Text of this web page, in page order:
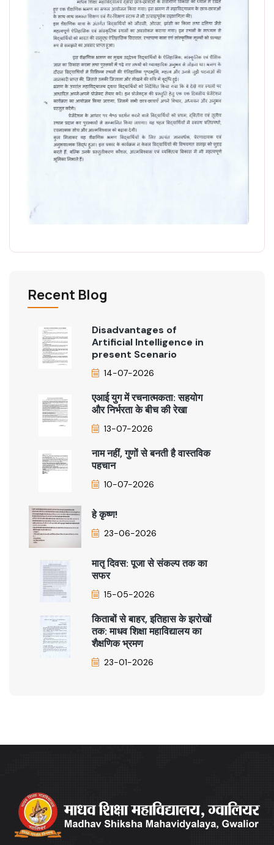
Recent Blog
Disadvantages of
Artificial Intelligence in
present Scenario
14-07-2026
एआई युग में रचनात्मकता: सहयोग
और निर्भरता के बीच की रेखा
13-07-2026
नाम नहीं, गुणों से बनती है वास्तविक
पहचान
10-07-2026
हे कृष्ण!
23-06-2026
मातृ दिवस: पूजा से संकल्प तक का
सफर
15-05-2026
किताबों से बाहर, इतिहास के झरोखों
तक: माधव शिक्षा महाविद्यालय का
शैक्षणिक भ्रमण
23-01-2026